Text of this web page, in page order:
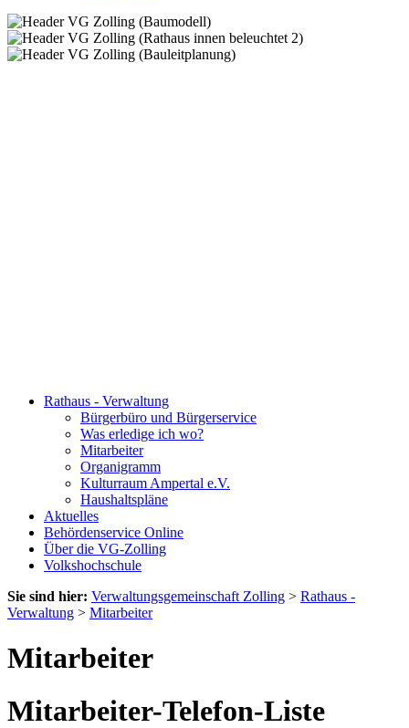
Rathaus - Verwaltung
Bürgerbüro und Bürgerservice
Was erledige ich wo?
Mitarbeiter
Organigramm
Kulturraum Ampertal e.V.
Haushaltspläne
Aktuelles
Behördenservice Online
Über die VG-Zolling
Volkshochschule
Sie sind hier: Verwaltungsgemeinschaft Zolling > Rathaus -
Verwaltung > Mitarbeiter
Mitarbeiter
Mitarbeiter-Telefon-Liste